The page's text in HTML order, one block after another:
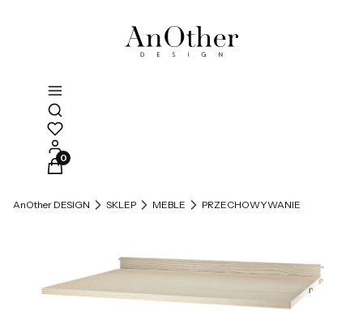
Otwórz wyszukiwarkę
Produkty w koszyku: 0. Zobacz szczegóły
AnOther DESIGN SKLEP MEBLE PRZECHOWYWANIE